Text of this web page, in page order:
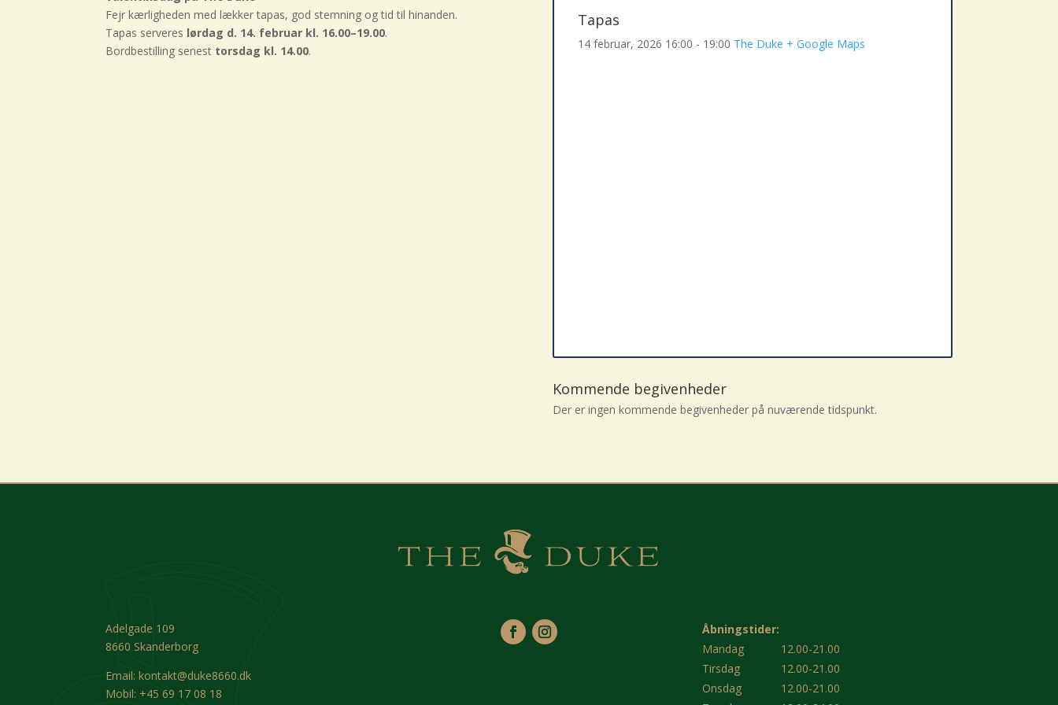
Fejr kærligheden med lækker tapas, god stemning og tid til hinanden.
Tapas serveres lørdag d. 14. februar kl. 16.00–19.00.
Bordbestilling senest torsdag kl. 14.00.
Tapas
14 februar, 2026 16:00 - 19:00 The Duke + Google Maps
Kommende begivenheder
Der er ingen kommende begivenheder på nuværende tidspunkt.
Adelgade 109
8660 Skanderborg
Email:kontakt@duke8660.dk
Mobil: +45 69 17 08 18
Åbningstider:
Mandag
12.00-21.00
Tirsdag
12.00-21.00
Onsdag
12.00-21.00